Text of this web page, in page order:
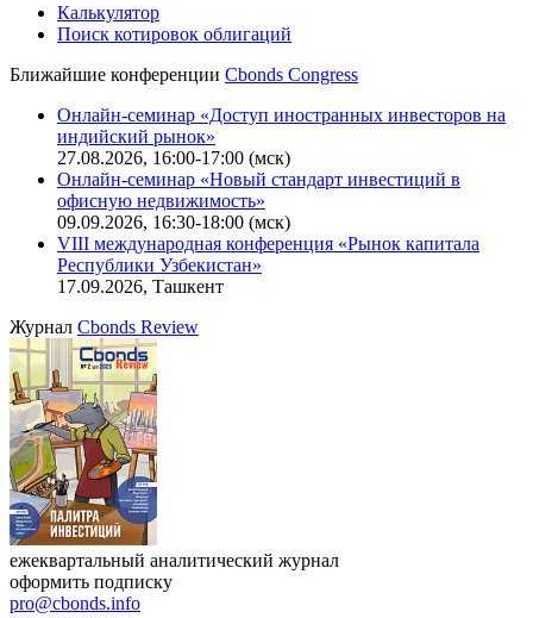
IT-аккредитация
Поиск котировок облигаций
Ближайшие конференцииCbonds Congress
Онлайн-семинар «Доступ иностранных инвесторов на
индийский рынок»
27.08.2026, 16:00-17:00 (мск)
Онлайн-семинар «Новый стандарт инвестиций в
офисную недвижимость»
VIII международная конференция «Рынок капитала
Республики Узбекистан»
17.09.2026, Ташкент
ЖурналCbonds Review